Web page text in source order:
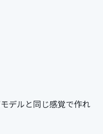
デルと同じ感覚で作れ